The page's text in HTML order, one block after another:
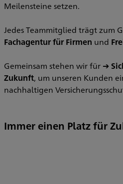
Meilensteine setzen.
Jedes Teammitglied trägt zum
Fachagentur für Firmen und
Gemeinsam stehen wir für ➔
Zukunft, um unseren Kunden
nachhaltigen
Immer einen Platz für